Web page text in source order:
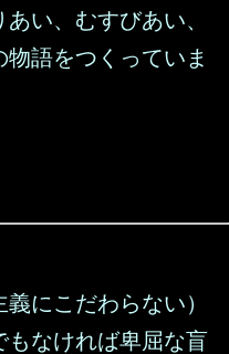
い、むすびあい、
語をつくっていま
にこだわらない）
もなければ卑屈な盲